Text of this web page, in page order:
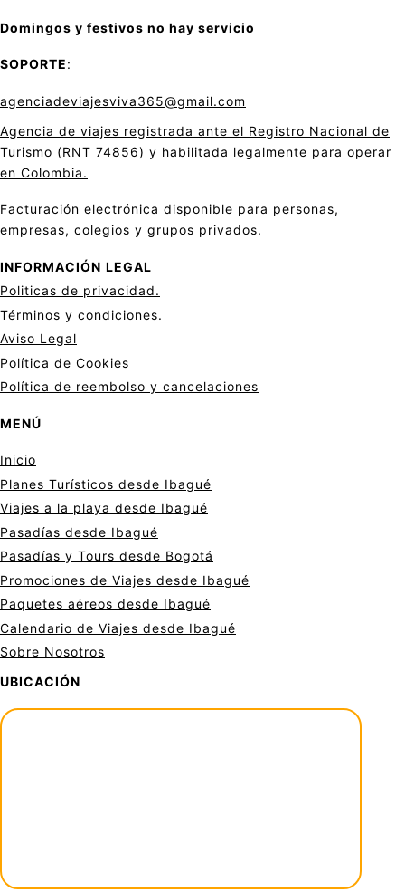
Domingos y festivos no hay servicio
SOPORTE:
agenciadeviajesviva365@gmail.com
Agencia de viajes registrada ante el Registro Nacional de
Turismo (RNT 74856) y habilitada legalmente para operar
en Colombia.
Facturación electrónica disponible para personas,
empresas, colegios y grupos privados.
INFORMACIÓN LEGAL
Politicas de privacidad.
Términos y condiciones.
Aviso Legal
Política de Cookies
Política de reembolso y cancelaciones
MENÚ
Inicio
Planes Turísticos desde Ibagué
Viajes a la playa desde Ibagué
Pasadías desde Ibagué
Pasadías y Tours desde Bogotá
Promociones de Viajes desde Ibagué
Paquetes aéreos desde Ibagué
Calendario de Viajes desde Ibagué
Sobre Nosotros
UBICACIÓN